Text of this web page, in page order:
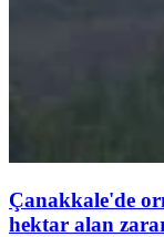
Çanakkale'de
hektar alan